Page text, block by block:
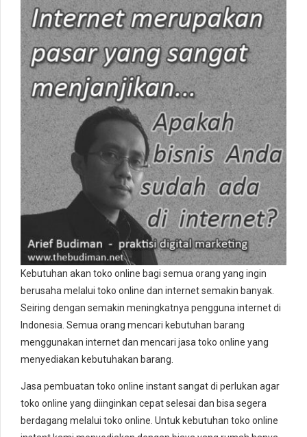
Kebutuhan akan toko online bagi semua orang yang ingin
berusaha melalui toko online dan internet semakin banyak.
Seiring dengan semakin meningkatnya pengguna internet di
Indonesia. Semua orang mencari kebutuhan barang
menggunakan internet dan mencari jasa toko online yang
menyediakan kebutuhakan barang.
Jasa pembuatan toko online instant sangat di perlukan agar
toko online yang diinginkan cepat selesai dan bisa segera
berdagang melalui toko online. Untuk kebutuhan toko online